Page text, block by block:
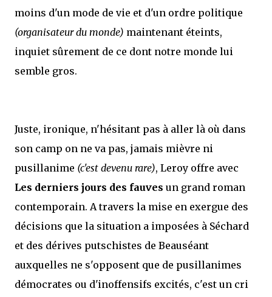
moins d'un mode de vie et d'un ordre politique
(organisateur du monde) maintenant éteints,
inquiet sûrement de ce dont notre monde lui
semble gros.
Juste, ironique, n'hésitant pas à aller là où dans
son camp on ne va pas, jamais mièvre ni
pusillanime (c'est devenu rare), Leroy offre avec
Les derniers jours des fauves un grand roman
contemporain. A travers la mise en exergue des
décisions que la situation a imposées à Séchard
et des dérives putschistes de Beauséant
auxquelles ne s'opposent que de pusillanimes
démocrates ou d'inoffensifs excités, c'est un cri